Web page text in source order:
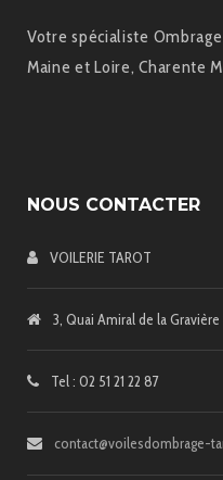
Votre spécialiste
Maine et Loire, Charente
NOUS CONTACTER
VOILERIE TAROT
3, Quai Amiral de la
Tel : 02 51 21 22 87
contact@voilesdombrage-